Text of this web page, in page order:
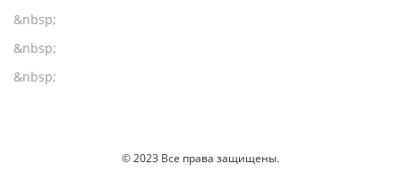
&nbsp;
&nbsp;
&nbsp;
© 2023 Все права защищены.